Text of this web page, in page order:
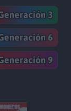
3
6
9